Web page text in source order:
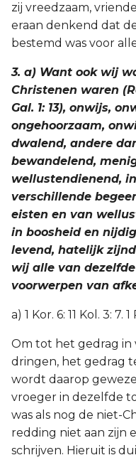
zij vreedzaam,
eraan denkend dat
bestemd was voor
3. a) Want ook wij
Christenen waren
Gal. 1: 13), onwijs,
ongehoorzaam,
dwalend, andere
bewandelend,
wellustendienend,
verschillende
eisten en van
in boosheid en
levend, hatelijk
wij alle van
voorwerpen van
a) 1 Kor. 6: 11 Kol. 3: 7.
Om tot het gedrag in
dringen, het gedrag
wordt daarop
vroeger in dezelfde
was als nog de niet-
redding niet aan zijn
schrijven. Hieruit is